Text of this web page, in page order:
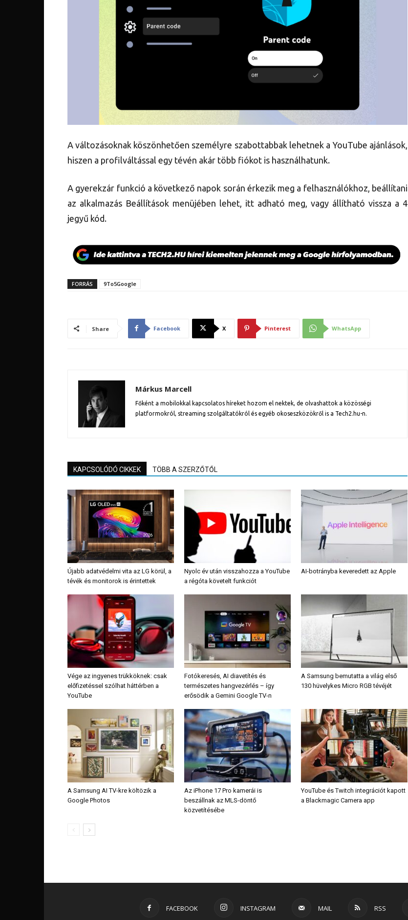
A változásoknak köszönhetően személyre szabottabbak lehetnek a YouTube ajánlások,
hiszen a profilváltással egy tévén akár több fiókot is használhatunk.
A gyerekzár funkció a következő napok során érkezik meg a felhasználókhoz, beállítani
az alkalmazás Beállítások menüjében lehet, itt adható meg, vagy állítható vissza a 4
jegyű kód.
FORRÁS 9To5Google
Share Facebook X Pinterest WhatsApp
Márkus Marcell
Főként a mobilokkal kapcsolatos híreket hozom el nektek, de olvashattok a közösségi
platformokról, streaming szolgáltatókról és egyéb okoseszközökről is a Tech2.hu-n.
KAPCSOLÓDÓ CIKKEK TÖBB A SZERZŐTŐL
Újabb adatvédelmi vita az LG körül, a
tévék és monitorok is érintettek
Nyolc év után visszahozza a YouTube
a régóta követelt funkciót
AI-botrányba keveredett az Apple
Vége az ingyenes trükköknek: csak
előfizetéssel szólhat háttérben a
YouTube
Fotókeresés, AI diavetítés és
természetes hangvezérlés – így
erősödik a Gemini Google TV-n
A Samsung bemutatta a világ első
130 hüvelykes Micro RGB tévéjét
A Samsung AI TV-kre költözik a
Google Photos
Az iPhone 17 Pro kamerái is
beszállnak az MLS-döntő
közvetítésébe
YouTube és Twitch integrációt kapott
a Blackmagic Camera app
FACEBOOK INSTAGRAM MAIL RSS